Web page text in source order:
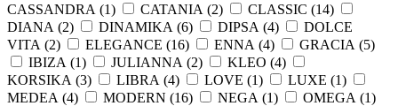
CASSANDRA (1) CATANIA (2) CLASSIC (14)
DIANA (2) DINAMIKA (6) DIPSA (4)
DOLCE
VITA (2) ELEGANCE (16) ENNA (4) GRACIA (5)
IBIZA (1) JULIANNA (2) KLEO (4)
KORSIKA (3) LIBRA (4) LOVE (1) LUXE (1)
MEDEA (4) MODERN (16) NEGA (1) OMEGA (1)